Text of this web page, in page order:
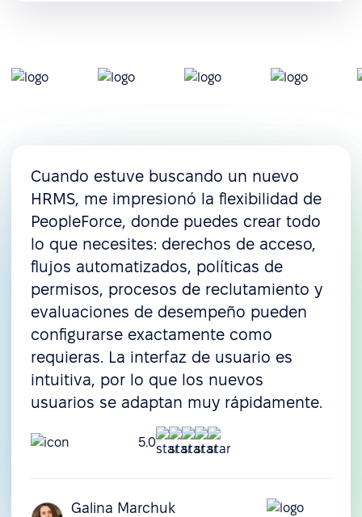
Cuando estuve buscando un nuevo
HRMS, me impresionó la flexibilidad de
PeopleForce, donde puedes crear todo
lo que necesites: derechos de acceso,
flujos automatizados, políticas de
permisos, procesos de reclutamiento y
evaluaciones de desempeño pueden
configurarse exactamente como
requieras. La interfaz de usuario es
intuitiva, por lo que los nuevos
usuarios se adaptan muy rápidamente.
5.0
Galina Marchuk